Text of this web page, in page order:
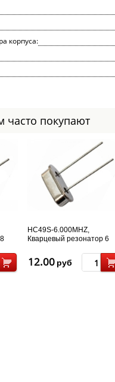
корпуса:
часто покупают
HC49S-6.000MHZ,
Кварцевый резонатор 6
12.00 руб